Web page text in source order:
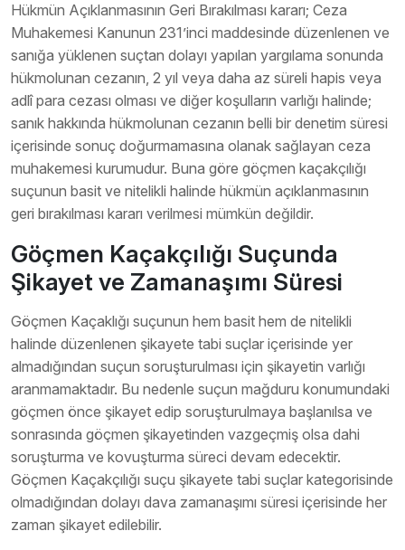
Hükmün Açıklanmasının Geri Bırakılması kararı; Ceza
Muhakemesi Kanunun 231’inci maddesinde düzenlenen ve
sanığa yüklenen suçtan dolayı yapılan yargılama sonunda
hükmolunan cezanın, 2 yıl veya daha az süreli hapis veya
adlî para cezası olması ve diğer koşulların varlığı halinde;
sanık hakkında hükmolunan cezanın belli bir denetim süresi
içerisinde sonuç doğurmamasına olanak sağlayan ceza
muhakemesi kurumudur. Buna göre göçmen kaçakçılığı
suçunun basit ve nitelikli halinde hükmün açıklanmasının
geri bırakılması kararı verilmesi mümkün değildir.
Göçmen Kaçakçılığı Suçunda
Şikayet ve Zamanaşımı Süresi
Göçmen Kaçaklığı suçunun hem basit hem de nitelikli
halinde düzenlenen şikayete tabi suçlar içerisinde yer
almadığından suçun soruşturulması için şikayetin varlığı
aranmamaktadır. Bu nedenle suçun mağduru konumundaki
göçmen önce şikayet edip soruşturulmaya başlanılsa ve
sonrasında göçmen şikayetinden vazgeçmiş olsa dahi
soruşturma ve kovuşturma süreci devam edecektir.
Göçmen Kaçakçılığı suçu şikayete tabi suçlar kategorisinde
olmadığından dolayı dava zamanaşımı süresi içerisinde her
zaman şikayet edilebilir.